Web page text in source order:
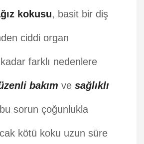
kokusu, basit bir diş
ciddi organ
kadar farklı nedenlere
bakım ve sağlıklı
sorun çoğunlukla
kötü koku uzun süre